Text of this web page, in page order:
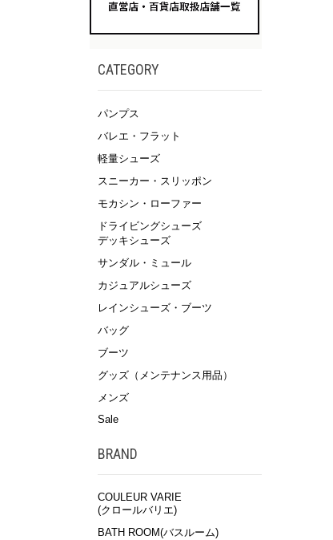
CATEGORY
パンプス
バレエ・フラット
軽量シューズ
スニーカー・スリッポン
モカシン・ローファー
ドライビングシューズ
デッキシューズ
サンダル・ミュール
カジュアルシューズ
レインシューズ・ブーツ
バッグ
ブーツ
グッズ（メンテナンス用品）
メンズ
Sale
BRAND
COULEUR VARIE
(クロールバリエ)
BATH ROOM(バスルーム)